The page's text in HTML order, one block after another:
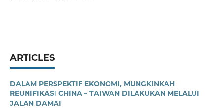
ARTICLES
DALAM PERSPEKTIF EKONOMI, MUNGKINKAH
REUNIFIKASI CHINA – TAIWAN DILAKUKAN MELALUI
JALAN DAMAI